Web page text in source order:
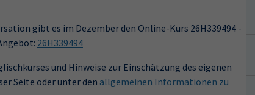
gibt es im Dezember den Online-Kurs 26H339494 -
26H339494
und Hinweise zur Einschätzung des eigenen
Seite oder unter den allgemeinen Informationen zu